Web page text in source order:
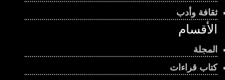
ثقافة وأدب
الأقسام
المجلة
كتاب قراءات